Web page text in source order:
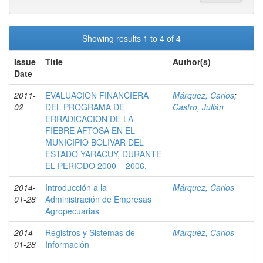
Showing results 1 to 4 of 4
Issue
Date
Title Author(s)
2011-
02
EVALUACION FINANCIERA
DEL PROGRAMA DE
ERRADICACION DE LA
FIEBRE AFTOSA EN EL
MUNICIPIO BOLIVAR DEL
ESTADO YARACUY, DURANTE
EL PERIODO 2000 – 2006.
Márquez, Carlos;
Castro, Julián
2014-
01-28
Introducción a la
Administración de Empresas
Agropecuarias
Márquez, Carlos
2014-
01-28
Registros y Sistemas de
Información
Márquez, Carlos